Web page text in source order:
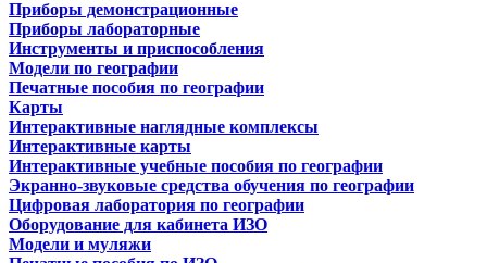
Приборы демонстрационные
Приборы лабораторные
Инструменты и приспособления
Модели по географии
Печатные пособия по географии
Карты
Интерактивные наглядные комплексы
Интерактивные карты
Интерактивные учебные пособия по географии
Экранно-звуковые средства обучения по географии
Цифровая лаборатория по географии
Оборудование для кабинета ИЗО
Модели и муляжи